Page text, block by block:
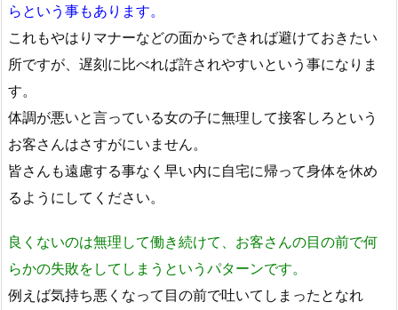
らという事もあります。
これもやはりマナーなどの面からできれば避けておきたい
所ですが、遅刻に比べれば許されやすいという事になりま
す。
体調が悪いと言っている女の子に無理して接客しろという
お客さんはさすがにいません。
皆さんも遠慮する事なく早い内に自宅に帰って身体を休め
るようにしてください。
良くないのは無理して働き続けて、お客さんの目の前で何
らかの失敗をしてしまうというパターンです。
例えば気持ち悪くなって目の前で吐いてしまったとなれ